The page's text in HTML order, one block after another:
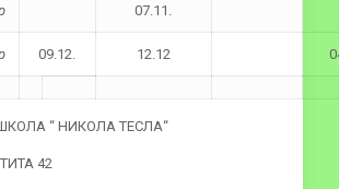
07.11.
09.12. 12.12
“ НИКОЛА ТЕСЛА“
42